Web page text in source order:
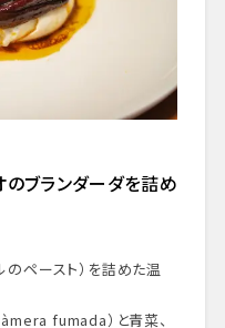
ブランダーダを詰め
のペースト）を詰めた温
fumada）と青菜、